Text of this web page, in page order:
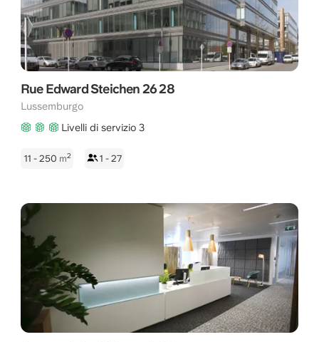
Rue Edward Steichen 26 28
Lussemburgo
Livelli di servizio 3
11 - 250 m2 1 - 27